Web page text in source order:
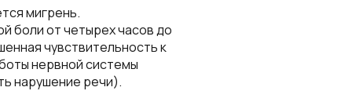
мигрень.
боли от четырех часов до
чувствительность к
нервной системы
нарушение речи).